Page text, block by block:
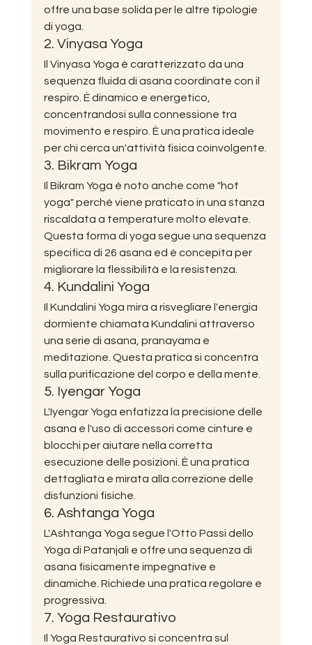
offre una base solida per le altre tipologie
di yoga.
2. Vinyasa Yoga
Il Vinyasa Yoga è caratterizzato da una
sequenza fluida di asana coordinate con il
respiro. È dinamico e energetico,
concentrandosi sulla connessione tra
movimento e respiro. È una pratica ideale
per chi cerca un'attività fisica coinvolgente.
3. Bikram Yoga
Il Bikram Yoga è noto anche come "hot
yoga" perché viene praticato in una stanza
riscaldata a temperature molto elevate.
Questa forma di yoga segue una sequenza
specifica di 26 asana ed è concepita per
migliorare la flessibilità e la resistenza.
4. Kundalini Yoga
Il Kundalini Yoga mira a risvegliare l'energia
dormiente chiamata Kundalini attraverso
una serie di asana, pranayama e
meditazione. Questa pratica si concentra
sulla purificazione del corpo e della mente.
5. Iyengar Yoga
L'Iyengar Yoga enfatizza la precisione delle
asana e l'uso di accessori come cinture e
blocchi per aiutare nella corretta
esecuzione delle posizioni. È una pratica
dettagliata e mirata alla correzione delle
disfunzioni fisiche.
6. Ashtanga Yoga
L'Ashtanga Yoga segue l'Otto Passi dello
Yoga di Patanjali e offre una sequenza di
asana fisicamente impegnative e
dinamiche. Richiede una pratica regolare e
progressiva.
7. Yoga Restaurativo
Il Yoga Restaurativo si concentra sul